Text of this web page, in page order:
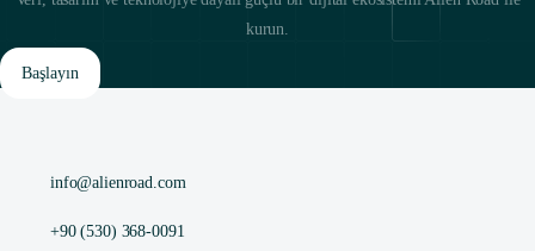
kurun.
Başlayın
info@alienroad.com
+90 (530) 368-0091